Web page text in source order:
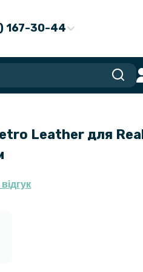
167-30-44
Leather для